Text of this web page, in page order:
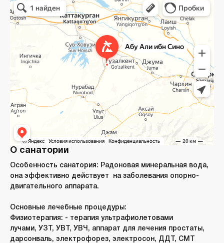
О санатории
Особенность санатория: Радоновая минеральная вода,
она эффективно действует на заболевания опорно-
двигательного аппарата.
Основные лечебные процедуры:
Физиотерапия: - терапия ультрафиолетовами
лучами, УЗТ, УВТ, УВЧ, аппарат для лечения простаты,
дарсонваль, электрофорез, электросон, ДДТ, СМТ